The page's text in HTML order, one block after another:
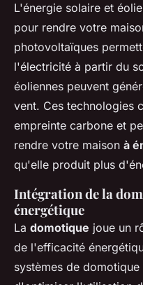
L'énergie solaire et
pour rendre votre
photovoltaïques
l'électricité à partir du
éoliennes peuvent
vent. Ces technologies
empreinte carbone et
rendre votre maison à
qu'elle produit plus
Intégration de la
énergétique
La domotique joue un
de l'efficacité
systèmes de